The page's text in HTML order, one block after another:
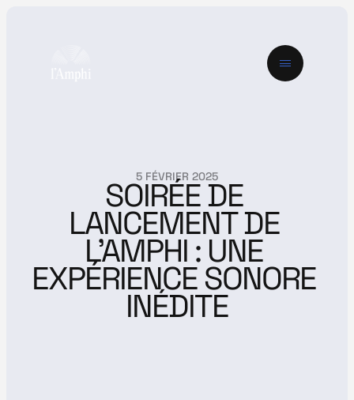
5 FÉVRIER 2025
SOIRÉE DE
LANCEMENT DE
L'AMPHI : UNE
EXPÉRIENCE SONORE
INÉDITE